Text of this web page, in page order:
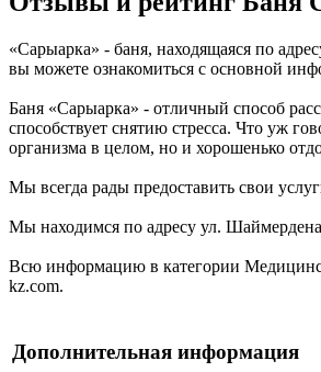
«Сарыарка» - баня, находящаяся по
вы можете ознакомиться с основной
Баня «Сарыарка» - отличный способ
способствует снятию стресса. Что уж
организма в целом, но и хорошенько
Мы всегда рады предоставить свои
Мы находимся по адресу ул.
Всю информацию в категории
kz.com.
Дополнительная информация